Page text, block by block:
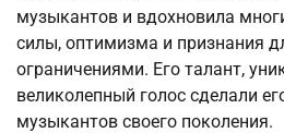
музыкантов и вдохновила
силы, оптимизма и признания
ограничениями. Его талант,
великолепный голос сделали
музыкантов своего поколения.